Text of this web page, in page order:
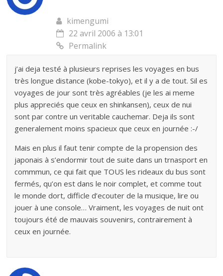
kimengumi
22 avril 2006 à 13:01
Permalink
j’ai deja testé à plusieurs reprises les voyages en bus
très longue distance (kobe-tokyo), et il y a de tout. Sil es
voyages de jour sont très agréables (je les ai meme
plus appreciés que ceux en shinkansen), ceux de nui
sont par contre un veritable cauchemar. Deja ils sont
generalement moins spacieux que ceux en journée :-/
Mais en plus il faut tenir compte de la propension des
japonais à s’endormir tout de suite dans un trnasport en
commmun, ce qui fait que TOUS les rideaux du bus sont
fermés, qu’on est dans le noir complet, et comme tout
le monde dort, difficle d’ecouter de la musique, lire ou
jouer à une console… Vraiment, les voyages de nuit ont
toujours été de mauvais souvenirs, contrairement à
ceux en journée.